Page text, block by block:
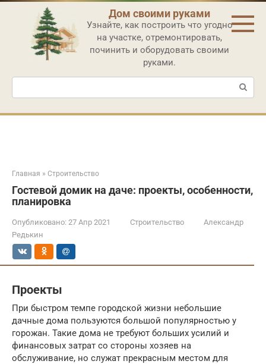
Перейти
контенту
Дом своими руками
Узнайте, как построить что угодно
на участке, отремонтировать,
починить и оборудовать своими
руками.
Поиск:
Главная » Строительство
Гостевой домик на даче: проекты, особенности,
планировка
Опубликовано: 27 Апр 2021 Строительство
Александр
Редькин
Проекты
При быстром темпе городской жизни небольшие
дачные дома пользуются большой популярностью у
горожан. Такие дома не требуют больших усилий и
финансовых затрат со стороны хозяев на
обслуживание, но служат прекрасным местом для